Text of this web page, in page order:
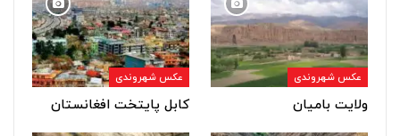
عکس شهروندی
ولایت بامیان
عکس شهروندی
کابل پایتخت افغانستان